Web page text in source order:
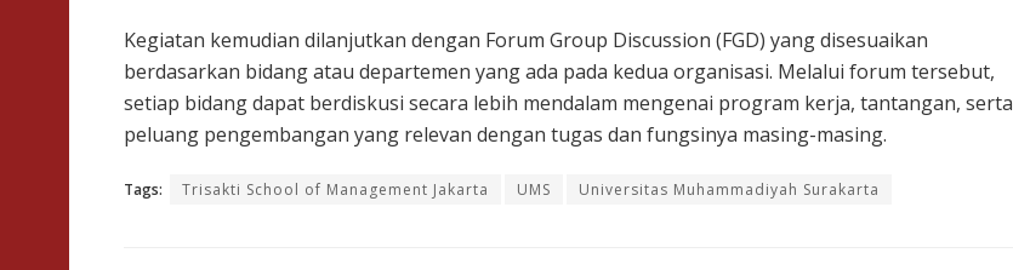
Kegiatan kemudian dilanjutkan dengan Forum Group Discussion (FGD) yang disesuaikan
berdasarkan bidang atau departemen yang ada pada kedua organisasi. Melalui forum tersebut,
setiap bidang dapat berdiskusi secara lebih mendalam mengenai program kerja, tantangan, serta
peluang pengembangan yang relevan dengan tugas dan fungsinya masing-masing.
Tags: Trisakti School of Management Jakarta UMS Universitas Muhammadiyah Surakarta